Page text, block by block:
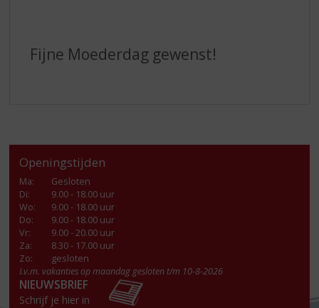
Fijne Moederdag gewenst!
Openingstijden
Ma:
Gesloten
Di:
9.00 - 18.00 uur
Wo:
9.00 - 18.00 uur
Do:
9.00 - 18.00 uur
Vr:
9.00 - 20.00 uur
Za:
8.30 - 17.00 uur
Zo:
gesloten
I.v.m. vakanties op maandag gesloten t/m 10-8-2026
NIEUWSBRIEF
Schrijf je hier in